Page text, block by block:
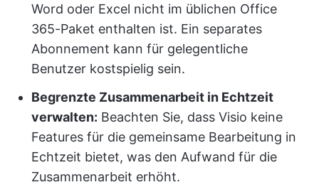
Word oder Excel nicht im üblichen Office
365-Paket enthalten ist. Ein separates
Abonnement kann für gelegentliche
Benutzer kostspielig sein.
Begrenzte Zusammenarbeit in Echtzeit
verwalten: Beachten Sie, dass Visio keine
Features für die gemeinsame Bearbeitung in
Echtzeit bietet, was den Aufwand für die
Zusammenarbeit erhöht.